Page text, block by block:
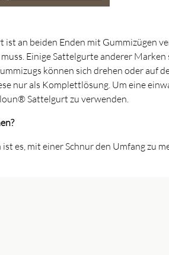
an beiden Enden mit Gummizügen
Einige Sattelgurte anderer
können sich drehen oder auf
nur als Komplettlösung. Um eine
Sattelgurt zu verwenden.
es, mit einer Schnur den Umfang zu